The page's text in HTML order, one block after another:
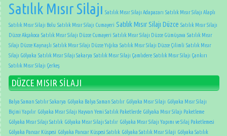
Satılık Mısır Silajı Satılık Mısır Silajı Adapazarı Satılık Mısır Silajı Alaplı
Satılık Mısır Silajı Bolu Satılık Mısır Silajı Cumayeri Satılık Mısır Silajı Düzce Satılık Mısır Silajı
Düzce Akçakoca Satılık Mısır Silajı Düzce Cumayeri Satılık Mısır Silajı Düzce Gümüşova Satılık Mısır
Silajı Düzce Kaynaşlı Satılık Mısır Silajı Düzce Yığılca Satılık Mısır Silajı Düzce Çilimli Satılık Mısır
Silajı Gölyaka Satılık Mısır Silajı Sakarya Satılık Mısır Silajı Çamlıdere Satılık Mısır Silajı Çankırı
Satılık Mısır Silajı Çerkeş
DÜZCE MISIR SİLAJI
Balya Saman Satılır Sakarya Gölyaka Balya Saman Satılır Gölyaka Mısır Silajı Gölyaka Mısır Silajı
Biçimi Yapılır Gölyaka Mısır Silajı Hayvan Yemi Satılık Paketlerde Gölyaka Mısır Silajı Paketleme
Gölyaka Mısır Silajı Satılık Gölyaka Mısır Silajı Satılır Gölyaka Mısır Silajı Yapımı ve Silaj Paketlemesi
Gölyaka Pancar Küspesi Gölyaka Pancar Küspesi Satılık Gölyaka Satılık Mısır Silaji Gölyaka Satılık